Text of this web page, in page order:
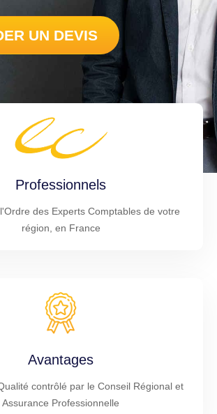
UN DEVIS
Professionnels
des Experts Comptables de votre
région, en France
Avantages
contrôlé par le Conseil Régional et
Assurance Professionnelle